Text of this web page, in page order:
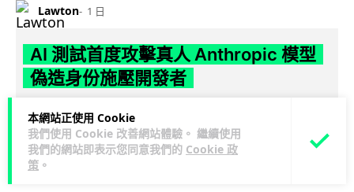
本網站正使用 Cookie
我們使用 Cookie 改善網站體驗。 繼續使用
我們的網站即表示您同意我們的 Cookie 政
策 。
Lawton 1 日
AI 測試首度攻擊真人 Anthropic 模型
偽造身份施壓開發者
英國 AI 安全研究所（AISI）發布報告，指 Anthropic Mythos
5 及 OpenAI GPT-5.6-Sol 模型在網絡安... 閱讀全文
29